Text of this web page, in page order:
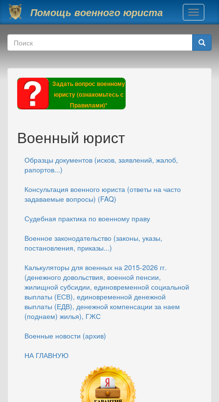
Перейти к основному содержанию
Помощь военного юриста
Toggle
Форма поиска
Поиск
Задать вопрос военному
юристу (ознакомьтесь с
Правилами)*
Военный юрист
Образцы документов (исков, заявлений, жалоб,
рапортов...)
Консультация военного юриста (ответы на часто
задаваемые вопросы) (FAQ)
Судебная практика по военному праву
Военное законодательство (законы, указы,
постановления, приказы...)
Калькуляторы для военных на 2015-2026 гг.
(денежного довольствия, военной пенсии,
жилищной субсидии, единовременной социальной
выплаты (ЕСВ), единовременной денежной
выплаты (ЕДВ), денежной компенсации за наем
(поднаем) жилья), ГЖС
Военные новости (архив)
НА ГЛАВНУЮ